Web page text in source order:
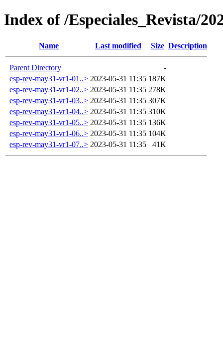
Index of /Especiales_Revista/
Name Last modified Size Description
Parent Directory
-
esp-rev-may31-vr1-01..> 2023-05-31 11:35 187K
esp-rev-may31-vr1-02..> 2023-05-31 11:35 278K
esp-rev-may31-vr1-03..> 2023-05-31 11:35 307K
esp-rev-may31-vr1-04..> 2023-05-31 11:35 310K
esp-rev-may31-vr1-05..> 2023-05-31 11:35 136K
esp-rev-may31-vr1-06..> 2023-05-31 11:35 104K
esp-rev-may31-vr1-07..> 2023-05-31 11:35 41K